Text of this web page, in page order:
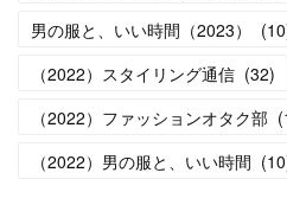
男の服と、いい時間（2023）
(10
（2022）スタイリング通信 (32)
（2022）ファッションオタク部 (
（2022）男の服と、いい時間 (10